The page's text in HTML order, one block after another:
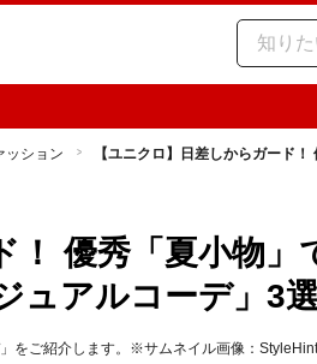
ッション 【ユニクロ】日差しからガード
！ 優秀「夏小物」
ュアルコーデ」3選
をご紹介します。※サムネイル画像：StyleHint